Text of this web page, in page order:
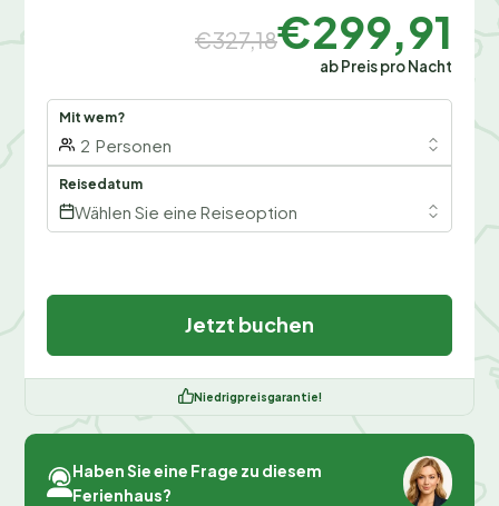
€327,18€299,91
ab Preis pro Nacht
Mit wem?
2 Personen
Reisedatum
Wählen Sie eine Reiseoption
Jetzt buchen
Niedrigpreisgarantie!
Haben Sie eine Frage zu diesem
Ferienhaus?